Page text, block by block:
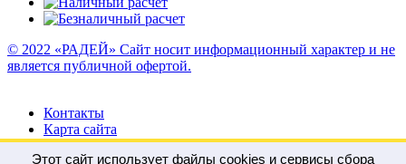
© 2022 «РАДЕЙ» Сайт носит информационный характер и не
является публичной офертой.
Контакты
Карта сайта
Этот сайт использует файлы cookies и сервисы сбора